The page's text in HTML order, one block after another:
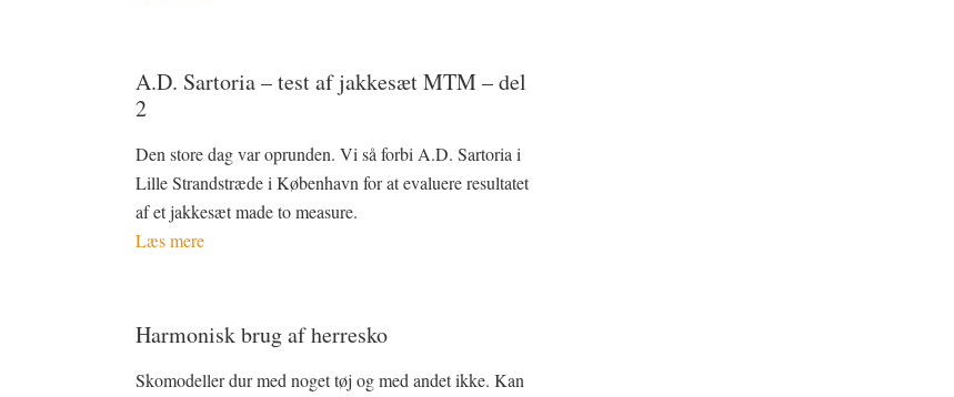
A.D. Sartoria – test af jakkesæt MTM – del
2
Den store dag var oprunden. Vi så forbi A.D. Sartoria i
Lille Strandstræde i København for at evaluere resultatet
af et jakkesæt made to measure.
Læs mere
Harmonisk brug af herresko
Skomodeller dur med noget tøj og med andet ikke. Kan